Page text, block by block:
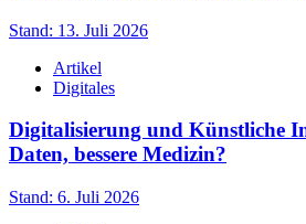
Stand: 13. Juli 2026
Artikel
Digitales
Digitalisierung und Künstliche
Daten, bessere Medizin?
Stand: 6. Juli 2026